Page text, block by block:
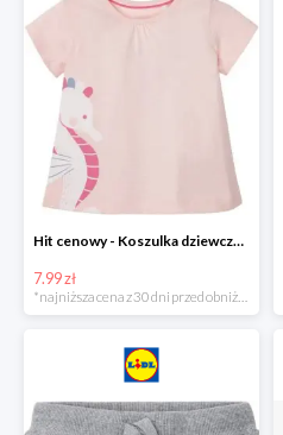
Hit cenowy - Koszulka dziewczęca
7.99 zł
*najniższa cena z 30 dni przed obniżką